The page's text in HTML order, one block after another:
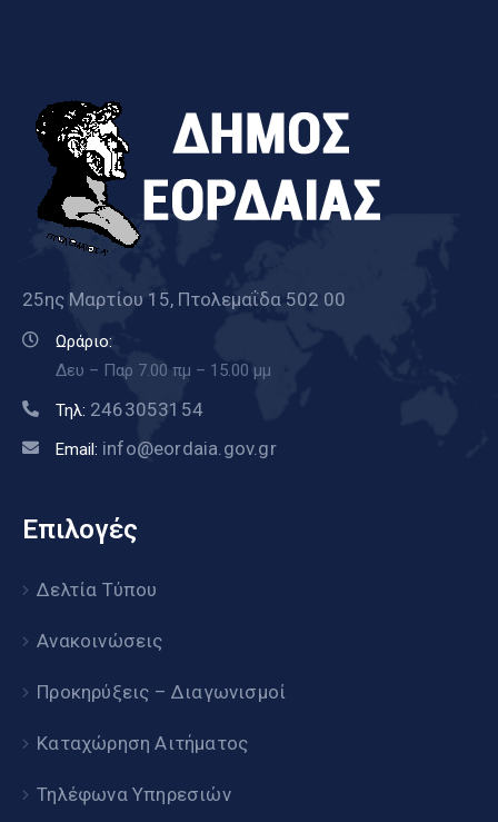
25ης Μαρτίου 15, Πτολεμαΐδα 502 00
Ωράριο:
Δευ – Παρ 7.00 πμ – 15.00 μμ
Τηλ: 2463053154
Email: info@eordaia.gov.gr
Επιλογές
Δελτία Τύπου
Ανακοινώσεις
Προκηρύξεις – Διαγωνισμοί
Καταχώρηση Αιτήματος
Τηλέφωνα Υπηρεσιών